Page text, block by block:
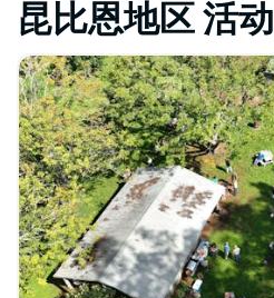
昆比恩地区 活动